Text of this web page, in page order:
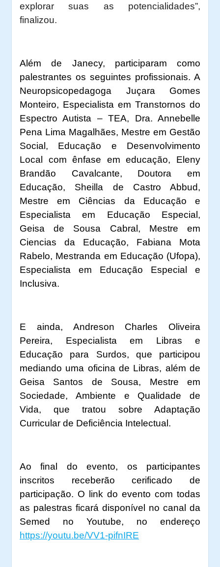
explorar suas as potencialidades”,
finalizou.
Além de Janecy, participaram como
palestrantes os seguintes profissionais. A
Neuropsicopedagoga Juçara Gomes
Monteiro, Especialista em Transtornos do
Espectro Autista – TEA, Dra. Annebelle
Pena Lima Magalhães, Mestre em Gestão
Social, Educação e Desenvolvimento
Local com ênfase em educação, Eleny
Brandão Cavalcante, Doutora em
Educação, Sheilla de Castro Abbud,
Mestre em Ciências da Educação e
Especialista em Educação Especial,
Geisa de Sousa Cabral, Mestre em
Ciencias da Educação, Fabiana Mota
Rabelo, Mestranda em Educação (Ufopa),
Especialista em Educação Especial e
Inclusiva.
E ainda, Andreson Charles Oliveira
Pereira, Especialista em Libras e
Educação para Surdos, que participou
mediando uma oficina de Libras, além de
Geisa Santos de Sousa, Mestre em
Sociedade, Ambiente e Qualidade de
Vida, que tratou sobre Adaptação
Curricular de Deficiência Intelectual.
Ao final do evento, os participantes
inscritos receberão cerificado de
participação. O link do evento com todas
as palestras ficará disponível no canal da
Semed no Youtube, no endereço
https://youtu.be/VV1-pifnIRE